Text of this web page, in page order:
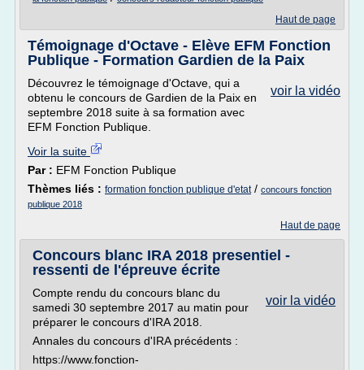
Haut de page
Témoignage d'Octave - Elève EFM Fonction
Publique - Formation Gardien de la Paix
voir la vidéo
Découvrez le témoignage d'Octave, qui a
obtenu le concours de Gardien de la Paix en
septembre 2018 suite à sa formation avec
EFM Fonction Publique.
Voir la suite
Par : EFM Fonction Publique
Thèmes liés : formation fonction publique d'etat/ concours fonction
publique 2018
Haut de page
Concours blanc IRA 2018 presentiel -
ressenti de l'épreuve écrite
voir la vidéo
Compte rendu du concours blanc du
samedi 30 septembre 2017 au matin pour
préparer le concours d'IRA 2018.
Annales du concours d'IRA précédents :
https://www.fonction-